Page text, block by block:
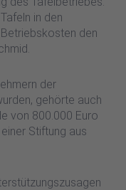
in den
den
der
gehörte auch
von 800.000 Euro
Stiftung aus